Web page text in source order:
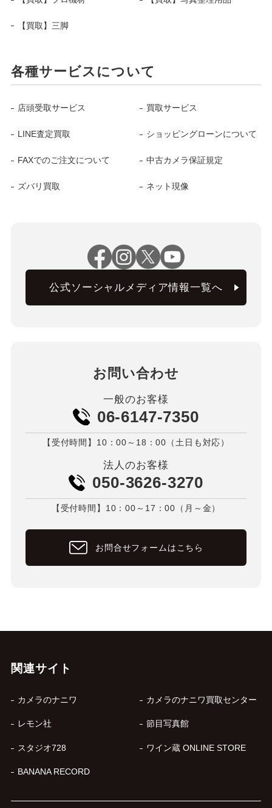
【買取】三脚
各種サービスについて
店頭受取サービス 買取サービス
LINE査定買取 ショッピングローンについて
FAXでのご注文について 中古カメラ保証規定
ズバリ買取 ネット現像
公式ソーシャルメディア情報一覧へ
お問い合わせ
一般のお客様
06-6147-7350
【受付時間】10：00～18：00（土日も対応）
法人のお客様
050-3626-3270
【受付時間】10：00～17：00（月～金）
お問合せフォームはこちら
関連サイト
カメラのナニワ カメラのナニワ買取センター
レモン社 節目写真館
スタジオ728 ワイン蔵 ONLINE STORE
BANANA RECORD